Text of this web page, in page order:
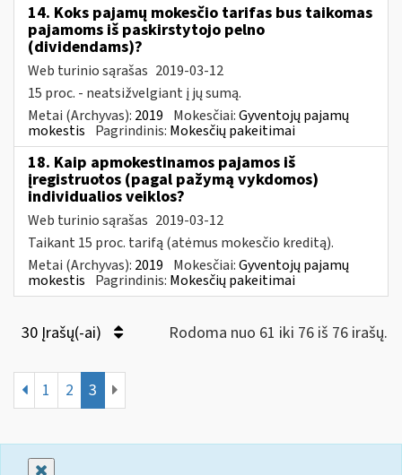
14. Koks pajamų mokesčio tarifas bus taikomas
pajamoms iš paskirstytojo pelno
(dividendams)?
Web turinio sąrašas 2019-03-12
15 proc. - neatsižvelgiant į jų sumą.
Metai (Archyvas): 2019 Mokesčiai:Gyventojų pajamų
mokestis Pagrindinis: Mokesčių pakeitimai
18. Kaip apmokestinamos pajamos iš
įregistruotos (pagal pažymą vykdomos)
individualios veiklos?
Web turinio sąrašas 2019-03-12
Taikant 15 proc. tarifą (atėmus mokesčio kreditą).
Metai (Archyvas): 2019 Mokesčiai:Gyventojų pajamų
mokestis Pagrindinis: Mokesčių pakeitimai
30 Įrašų(-ai) Rodoma nuo 61 iki 76 iš 76 irašų.
1 2 3